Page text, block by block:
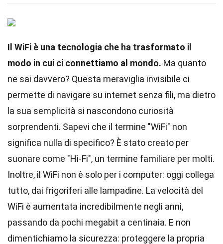
Il WiFi è una tecnologia che ha trasformato il
modo in cui ci connettiamo al mondo. Ma quanto
ne sai davvero? Questa meraviglia invisibile ci
permette di navigare su internet senza fili, ma dietro
la sua semplicità si nascondono curiosità
sorprendenti. Sapevi che il termine "WiFi" non
significa nulla di specifico? È stato creato per
suonare come "Hi-Fi", un termine familiare per molti.
Inoltre, il WiFi non è solo per i computer: oggi collega
tutto, dai frigoriferi alle lampadine. La velocità del
WiFi è aumentata incredibilmente negli anni,
passando da pochi megabit a centinaia. E non
dimentichiamo la sicurezza: proteggere la propria